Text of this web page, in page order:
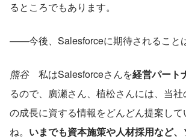
るところでもあります。
——今後、Salesforceに期待されること
熊谷 私はSalesforceさんを経営パート
るので、廣瀬さん、植松さんには、当
の成長に資する情報をどんどん提案し
ね。 いまでも資本施策や人材採用など